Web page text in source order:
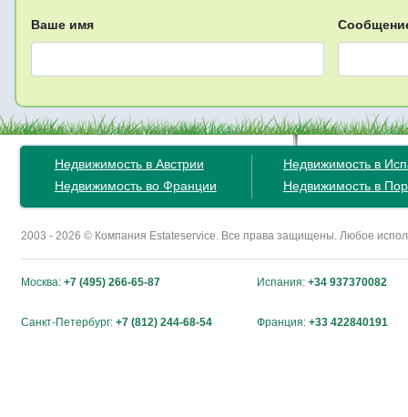
Ваше имя
Недвижимость в Австрии
Недвижимость во Франции
Недвижимость в
Недвижимость в
2003 - 2026 © Компания Estateservice. Все права защищены. Любое
Москва: +7 (495) 266-65-87 Испания: +34 937370082
Санкт-Петербург: +7 (812) 244-68-54 Франция: +33 422840191